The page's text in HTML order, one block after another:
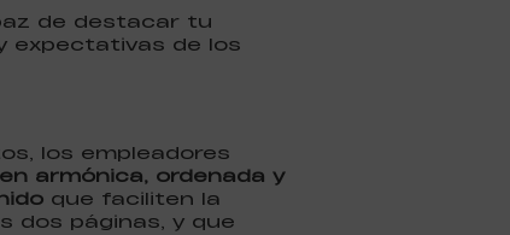
de destacar tu
expectativas de los
los empleadores
armónica, ordenada y
que faciliten la
dos páginas, y que